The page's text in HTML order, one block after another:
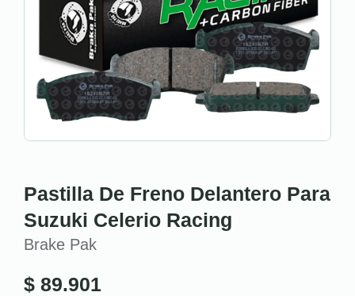
Pastilla De Freno Delantero Para
Suzuki Celerio Racing
Brake Pak
$ 89.901